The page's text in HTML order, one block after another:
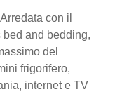
con il
and bedding,
del
frigorifero,
internet e TV